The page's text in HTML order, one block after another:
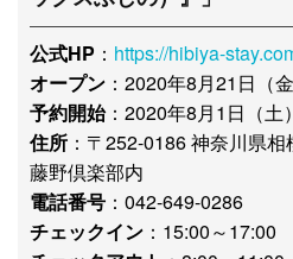
公式HP ： https://hibiya-
オープン ：2020年8月21日（金
予約開始：2020年8月1日（土
住所 ：〒252-0186 神奈川県
藤野倶楽部内
電話番号 ：042-649-0286
チェックイン ：15:00～17:00